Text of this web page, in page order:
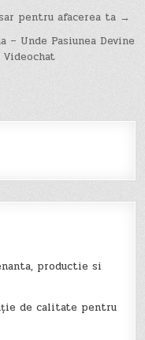
pentru afacerea ta →
– Unde Pasiunea Devine
productie si
de calitate pentru